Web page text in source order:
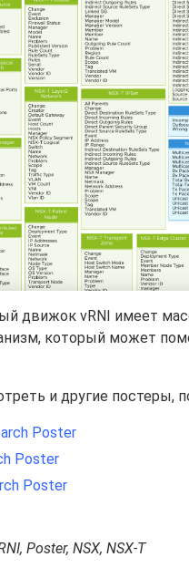
движок vRNI имеет
который может
и другие
Poster
Poster
Poster
Poster, NSX, NSX-T